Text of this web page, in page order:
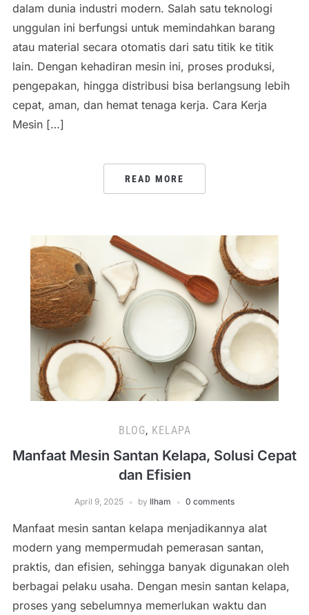
dalam dunia industri modern. Salah satu teknologi
unggulan ini berfungsi untuk memindahkan barang
atau material secara otomatis dari satu titik ke titik
lain. Dengan kehadiran mesin ini, proses produksi,
pengepakan, hingga distribusi bisa berlangsung lebih
cepat, aman, dan hemat tenaga kerja. Cara Kerja
Mesin […]
READ MORE
BLOG, KELAPA
Manfaat Mesin Santan Kelapa, Solusi Cepat
dan Efisien
April 9, 2025 by Ilham 0 comments
Manfaat mesin santan kelapa menjadikannya alat
modern yang mempermudah pemerasan santan,
praktis, dan efisien, sehingga banyak digunakan oleh
berbagai pelaku usaha. Dengan mesin santan kelapa,
proses yang sebelumnya memerlukan waktu dan